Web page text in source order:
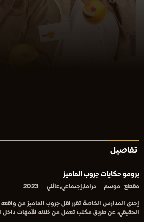
تفاصيل
برومو حكايات جروب الماميز
مقطع موسم دراما,إجتماعي,عائلي 2023
إحدى المدارس الخاصة تقرر نقل جروب الماميز من واقعه
الحقيقي، عن طريق مكتب تعمل من خلاله الأمهات داخل